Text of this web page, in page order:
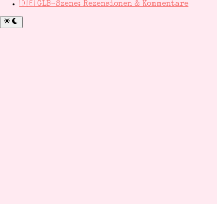
🇩🇪 GLB-Szene: Rezensionen & Kommentare
Zu
dunklem